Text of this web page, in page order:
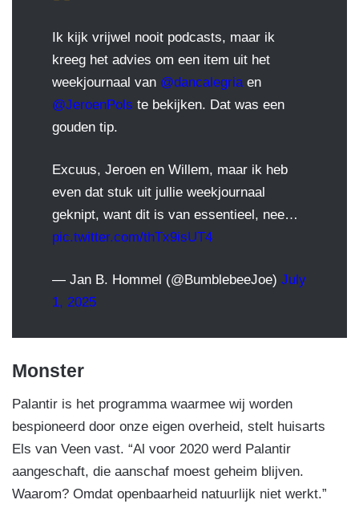
Ik kijk vrijwel nooit podcasts, maar ik
kreeg het advies om een item uit het
weekjournaal van @dancalegriaen
@JeroenPols te bekijken. Dat was een
gouden tip.
Excuus, Jeroen en Willem, maar ik heb
even dat stuk uit jullie weekjournaal
geknipt, want dit is van essentieel, nee…
pic.twitter.com/thTx9isUT4
— Jan B. Hommel (@BumblebeeJoe) July
1, 2025
Monster
Palantir is het programma waarmee wij worden
bespioneerd door onze eigen overheid, stelt huisarts
Els van Veen vast. “Al voor 2020 werd Palantir
aangeschaft, die aanschaf moest geheim blijven.
Waarom? Omdat openbaarheid natuurlijk niet werkt.”